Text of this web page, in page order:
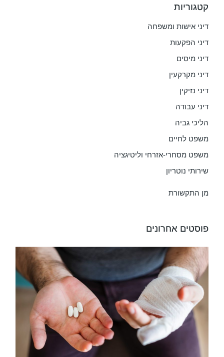
קטגוריות
דיני אישות ומשפחה
דיני הפקעות
דיני מיסים
דיני מקרקעין
דיני נזיקין
דיני עבודה
הליכי גביה
משפט לחיים
משפט מסחרי-אזרחי וליטיגציה
שירותי נוטריון
מן התקשורת
פוסטים אחרונים